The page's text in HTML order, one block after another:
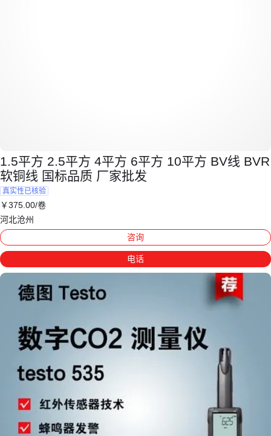
1.5平方 2.5平方 4平方 6平方 10平方 BV线 BVR
软铜线 国标品质 厂家批发
真实性已核验
￥375 .00/卷
河北沧州
咨询
电话